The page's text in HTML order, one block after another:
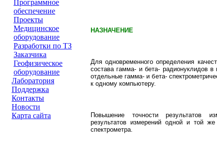
Программное
обеспечение
Проeкты
Медицинское
оборудование
Разработки по ТЗ
Заказчика
Геофизическое
оборудование
Лаборатория
Поддержка
Контакты
Новости
Карта сайта
НАЗНАЧЕНИЕ
Для одновременного определения
состава гамма- и бета- радионуклидов в
отдельные гамма- и бета-
к одному компьютеру.
Повышение точности результатов
результатов измерений одной и той
спектрометра.